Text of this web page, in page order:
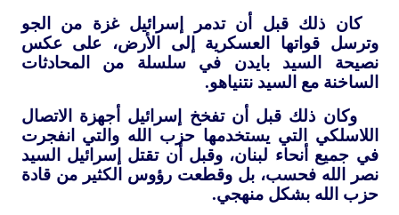
كان ذلك قبل أن تدمر إسرائيل غزة من الجو
وترسل قواتها العسكرية إلى الأرض، على عكس
نصيحة السيد بايدن في سلسلة من المحادثات
الساخنة مع السيد نتنياهو.
وكان ذلك قبل أن تفخخ إسرائيل أجهزة الاتصال
اللاسلكي التي يستخدمها حزب الله والتي انفجرت
في جميع أنحاء لبنان، وقبل أن تقتل إسرائيل السيد
نصر الله فحسب، بل وقطعت رؤوس الكثير من قادة
حزب الله بشكل منهجي.